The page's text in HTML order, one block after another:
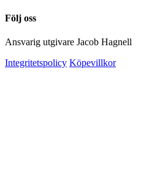
Följ oss
Ansvarig utgivare Jacob Hagnell
Integritetspolicy Köpevillkor